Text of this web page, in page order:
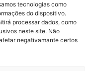
tecnologias como
do dispositivo.
processar dados, como
neste site. Não
negativamante certos
seu sucesso